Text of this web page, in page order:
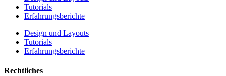
Tutorials
Erfahrungsberichte
Design und Layouts
Tutorials
Erfahrungsberichte
Rechtliches